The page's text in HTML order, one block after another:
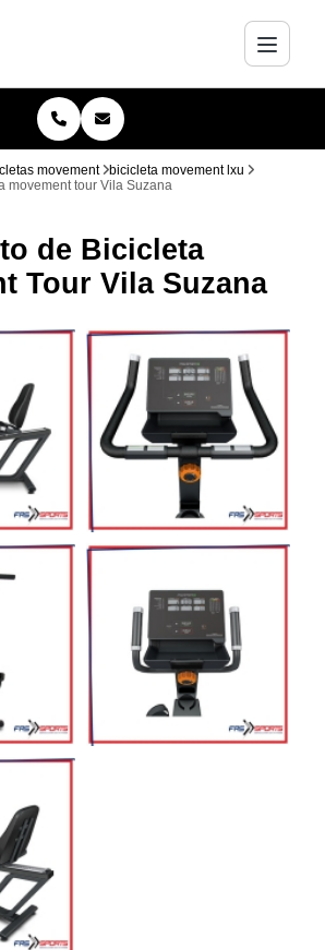
movement
bicicleta movement lxu
movement tour Vila Suzana
de Bicicleta
Tour Vila Suzana